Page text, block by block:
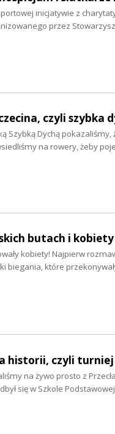
inicjatywie z
przez
czyli
Szybką Dychą
na rowery, żeby
butach i
kobiety! Najpierw
biegania, które
historii, czyli
na żywo prosto z
się w Szkole